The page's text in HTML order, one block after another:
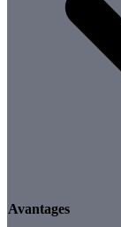
Avantages